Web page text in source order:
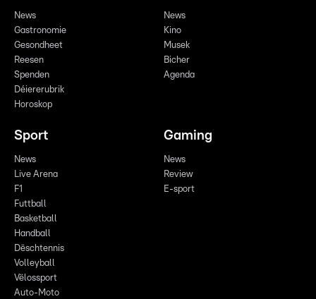
News
Gastronomie
Gesondheet
Reesen
Spenden
Déiererubrik
Horoskop
News
Kino
Musek
Bicher
Agenda
Sport
News
Live Arena
F1
Futtball
Basketball
Handball
Dëschtennis
Volleyball
Vëlossport
Auto-Moto
Gaming
News
Review
E-sport